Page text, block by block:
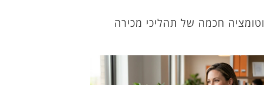
חכמה של תהליכי מכירה